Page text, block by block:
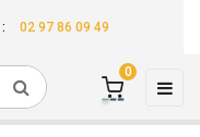
: 02 97 86 09 49
☰
0